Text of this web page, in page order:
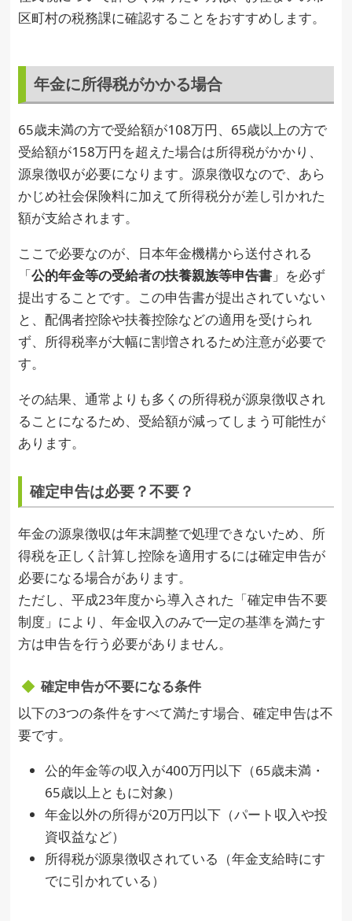
区町村の税務課に確認することをおすすめします。
年金に所得税がかかる場合
65歳未満の方で受給額が108万円、65歳以上の方で
受給額が158万円を超えた場合は所得税がかかり、
源泉徴収が必要になります。源泉徴収なので、あら
かじめ社会保険料に加えて所得税分が差し引かれた
額が支給されます。
ここで必要なのが、日本年金機構から送付される
「公的年金等の受給者の扶養親族等申告書 」を必ず
提出することです。この申告書が提出されていない
と、配偶者控除や扶養控除などの適用を受けられ
ず、所得税率が大幅に割増されるため注意が必要で
す。
その結果、通常よりも多くの所得税が源泉徴収され
ることになるため、受給額が減ってしまう可能性が
あります。
確定申告は必要？不要？
年金の源泉徴収は年末調整で処理できないため、所
得税を正しく計算し控除を適用するには確定申告が
必要になる場合があります。
ただし、平成23年度から導入された「確定申告不要
制度」により、年金収入のみで一定の基準を満たす
方は申告を行う必要がありません。
確定申告が不要になる条件
以下の3つの条件をすべて満たす場合、確定申告は不
要です。
公的年金等の収入が400万円以下（65歳未満・
65歳以上ともに対象）
年金以外の所得が20万円以下（パート収入や投
資収益など）
所得税が源泉徴収されている（年金支給時にす
でに引かれている）